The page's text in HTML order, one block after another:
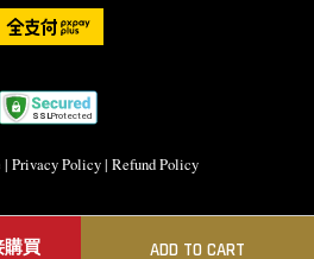
購買 ADD TO CART
| Privacy Policy| Refund Policy